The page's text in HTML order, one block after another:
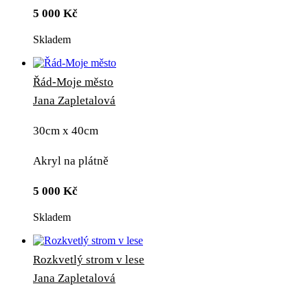
5 000 Kč
Skladem
Řád-Moje město
Jana Zapletalová
30cm x 40cm
Akryl na plátně
5 000 Kč
Skladem
Rozkvetlý strom v lese
Jana Zapletalová